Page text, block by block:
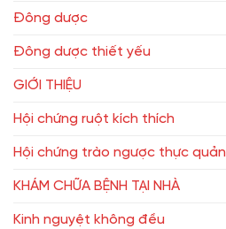
Đông dược
Đông dược thiết yếu
GIỚI THIỆU
Hội chứng ruột kích thích
Hội chứng trào ngược thực quản
KHÁM CHỮA BỆNH TẠI NHÀ
Kinh nguyệt không đều